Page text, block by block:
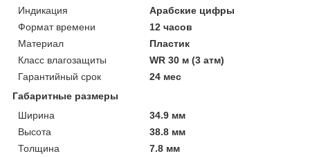
Индикация
Арабские цифры
Формат времени
12 часов
Материал
Пластик
Класс влагозащиты
WR 30 м (3 атм)
Гарантийный срок
24 мес
Габаритные размеры
Ширина
34.9 мм
Высота
38.8 мм
Толщина
7.8 мм